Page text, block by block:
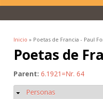
Se encuentra usted aquí
Inicio » Poetas de Francia - Paul
Poetas de
Parent: 6.1921=Nr. 64
Ocultar
Personas